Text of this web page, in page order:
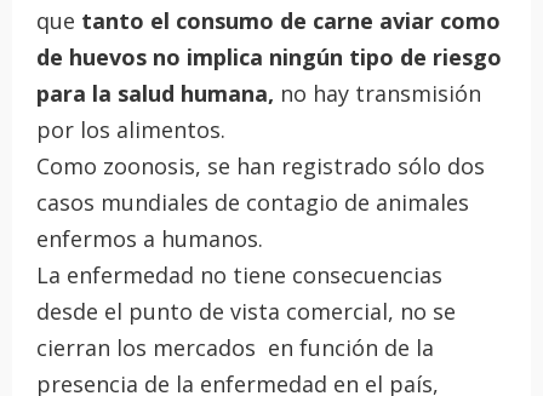
que tanto el consumo de carne aviar como
de huevos no implica ningún tipo de riesgo
para la salud humana, no hay transmisión
por los alimentos.
Como zoonosis, se han registrado sólo dos
casos mundiales de contagio de animales
enfermos a humanos.
La enfermedad no tiene consecuencias
desde el punto de vista comercial, no se
cierran los mercados en función de la
presencia de la enfermedad en el país,